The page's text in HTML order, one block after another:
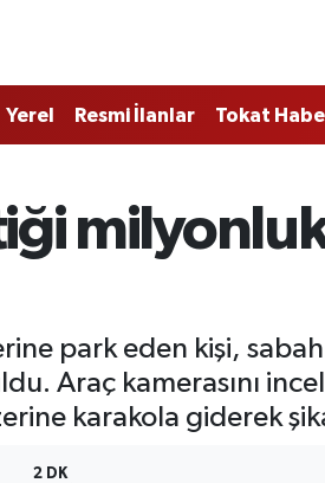
Yerel Resmi İlanlar Tokat
park eden kişi, sabah
Araç kamerasını
karakola giderek
2 DK